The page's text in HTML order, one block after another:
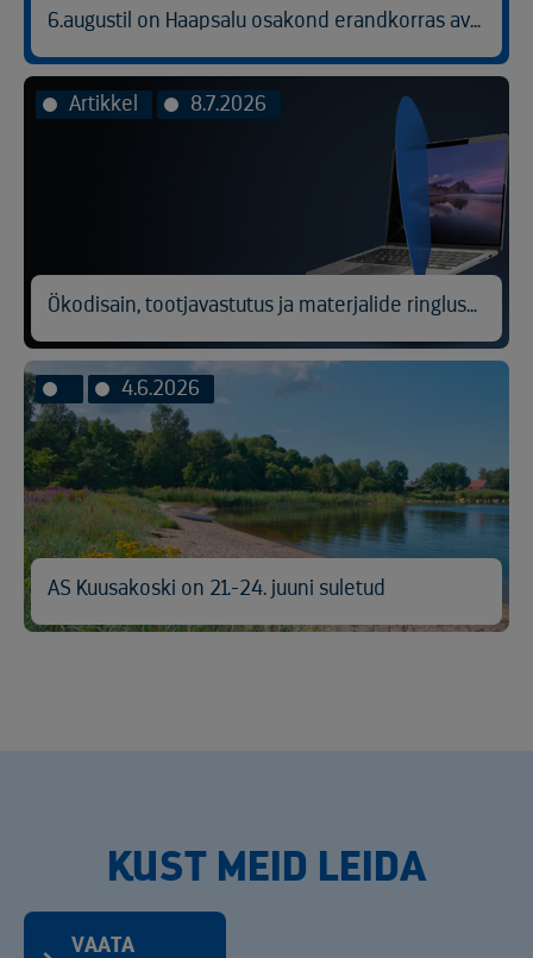
6.augustil on Haapsalu osakond erandkorras avatud kl 9.00-14.30.
Artikkel 8.7.2026
4.6.2026
AS Kuusakoski on 21.-24. juuni suletud
KUST MEID LEIDA
VAATA